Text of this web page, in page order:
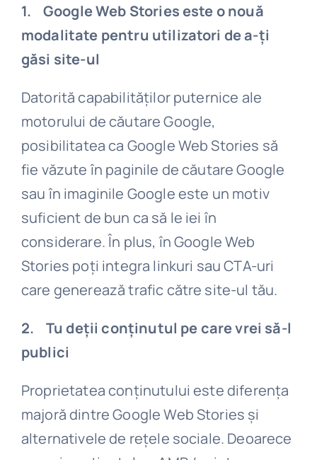
1. Google Web Stories este o nouă
modalitate pentru utilizatori de a-ți
găsi site-ul
Datorită capabilităților puternice ale
motorului de căutare Google,
posibilitatea ca Google Web Stories să
fie văzute în paginile de căutare Google
sau în imaginile Google este un motiv
suficient de bun ca să le iei în
considerare. În plus, în Google Web
Stories poți integra linkuri sau CTA-uri
care generează trafic către site-ul tău.
2. Tu deții conținutul pe care vrei să-l
publici
Proprietatea conținutului este diferența
majoră dintre Google Web Stories și
alternativele de rețele sociale. Deoarece